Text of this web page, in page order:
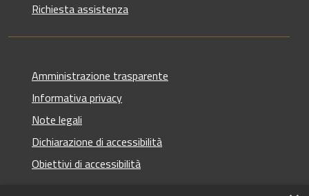
Richiesta assistenza
Amministrazione trasparente
Informativa privacy
Note legali
Dichiarazione di accessibilità
Obiettivi di accessibilità